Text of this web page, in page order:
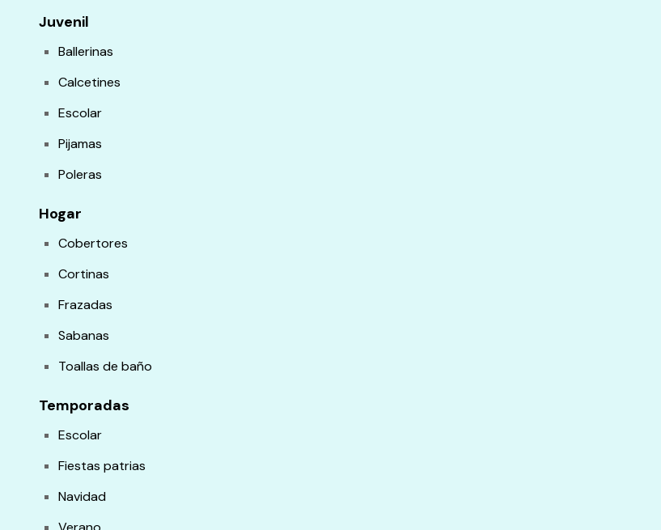
Juvenil
Ballerinas
Calcetines
Escolar
Pijamas
Poleras
Hogar
Cobertores
Cortinas
Frazadas
Sabanas
Toallas de baño
Temporadas
Escolar
Fiestas patrias
Navidad